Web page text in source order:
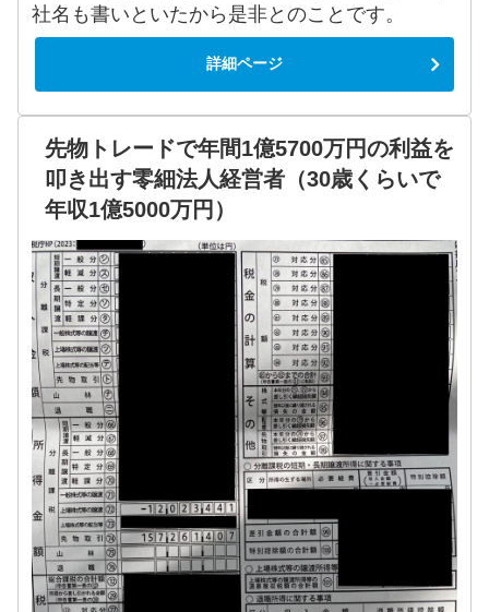
社名も書いといたから是非とのことです。
詳細ページ
先物トレードで年間1億5700万円の利益を
叩き出す零細法人経営者（30歳くらいで
年収1億5000万円）